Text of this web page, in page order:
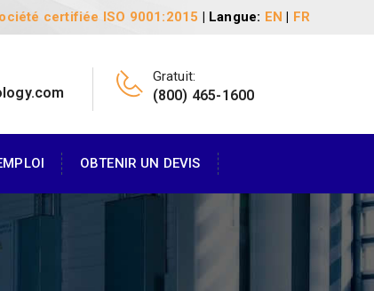
certifiée ISO 9001:2015 | Langue: EN | FR
Gratuit:
(800) 465-1600
OBTENIR UN DEVIS